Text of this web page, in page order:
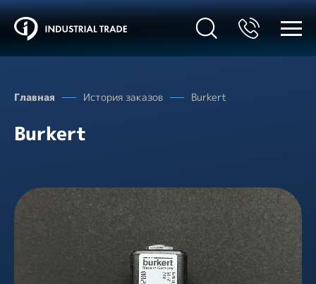
Главная История заказов Burkert
Burkert